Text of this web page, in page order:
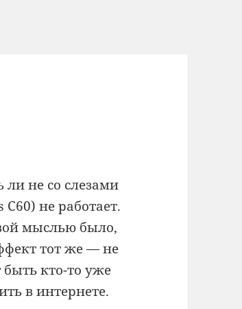
не со слезами
не работает.
мыслью было,
тот же — не
кто-то уже
в интернете.